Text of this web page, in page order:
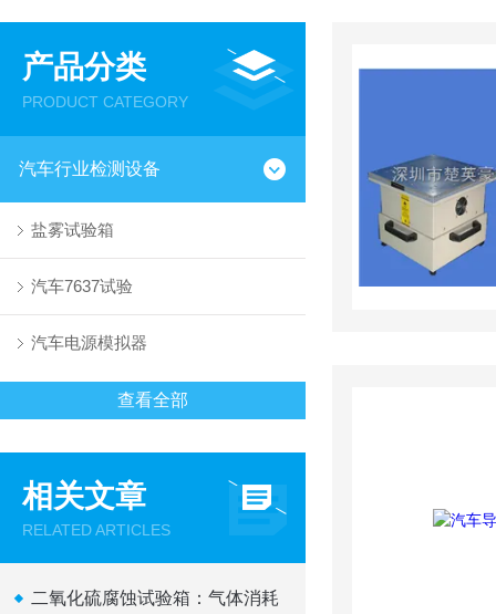
产品分类
PRODUCT CATEGORY
汽车行业检测设备
盐雾试验箱
汽车7637试验
汽车电源模拟器
查看全部
相关文章
RELATED ARTICLES
二氧化硫腐蚀试验箱：气体消耗